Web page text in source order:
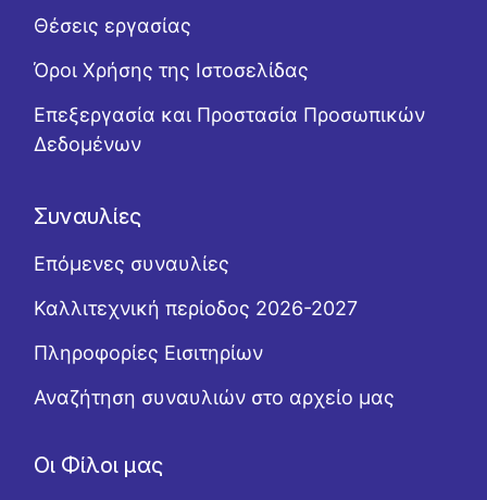
Θέσεις εργασίας
Όροι Χρήσης της Ιστοσελίδας
Επεξεργασία και Προστασία Προσωπικών
Δεδομένων
Συναυλίες
Επόμενες συναυλίες
Καλλιτεχνική περίοδος 2026-2027
Πληροφορίες Εισιτηρίων
Αναζήτηση συναυλιών στο αρχείο μας
Οι Φίλοι μας